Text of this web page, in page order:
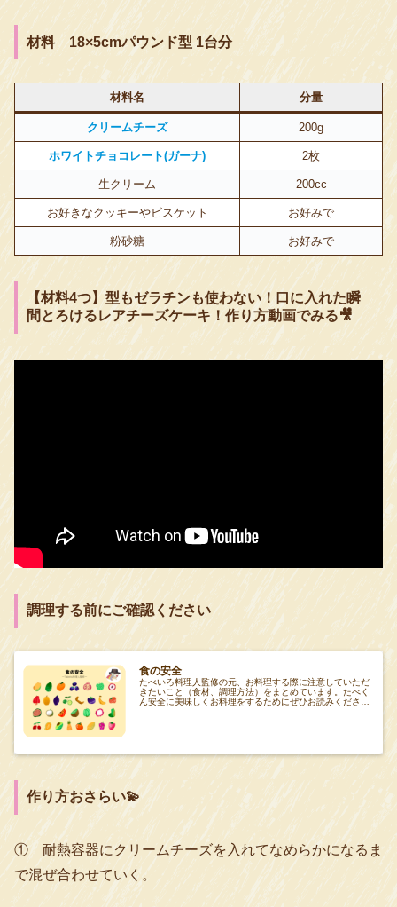
材料 18×5cmパウンド型 1台分
材料名 分量
クリームチーズ 200g
ホワイトチョコレート(ガーナ) 2枚
生クリーム 200cc
お好きなクッキーやビスケット お好みで
粉砂糖 お好みで
【材料4つ】型もゼラチンも使わない！口に入れた瞬
間とろけるレアチーズケーキ！ 作り方動画でみる🎥
調理する前にご確認ください
食の安全
たべいろ料理人監修の元、お料理する際に注意していただ
きたいこと（食材、調理方法）をまとめています。たべく
ん安全に美味しくお料理をするためにぜひお読みください
作り方おさらい💫
① 耐熱容器にクリームチーズを入れてなめらかになるま
で混ぜ合わせていく。